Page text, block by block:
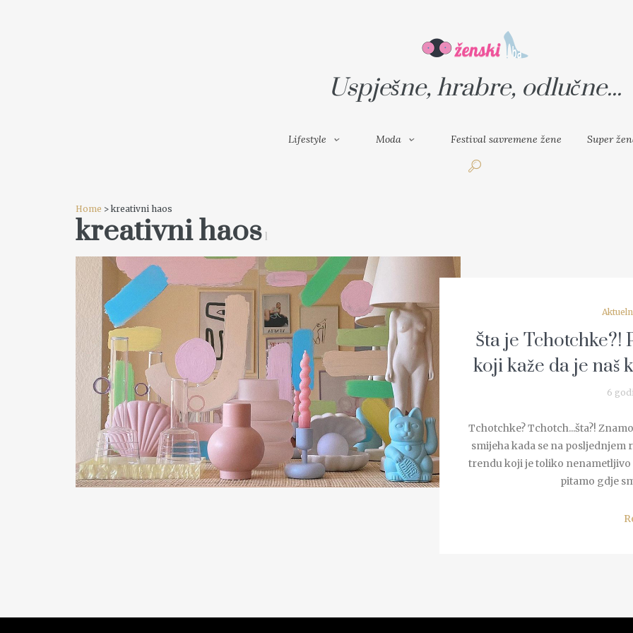
SUPER ŽENA
Uspješne, hrabre, odlučne...
Lifestyle Moda Festival savremene žene Super
Home > kreativni haos
kreativni haos 1
READ MORE
Šta je Tchotchke?!
koji kaže da je naš
6
Tchotchke? Tchotch...šta?!
smijeha kada se na
trendu koji je toliko nenametljivo
pitamo gdje